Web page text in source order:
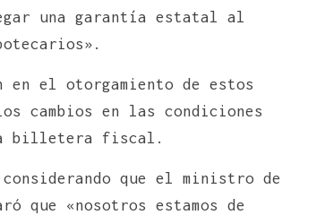
una garantía estatal al
el otorgamiento de estos
cambios en las condiciones
billetera fiscal.
que el ministro de
que «nosotros estamos de